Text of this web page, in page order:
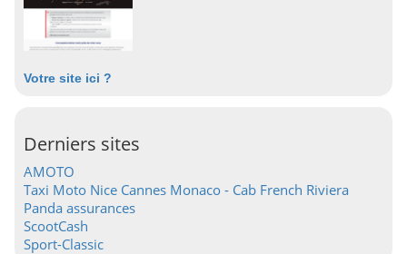
Votre site ici ?
Derniers sites
AMOTO
Taxi Moto Nice Cannes Monaco - Cab French Riviera
Panda assurances
ScootCash
Sport-Classic